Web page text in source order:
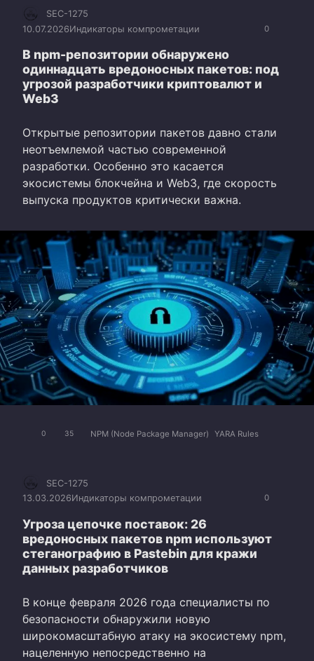
0
SEC-1275
10.07.2026Индикаторы компрометации
В npm-репозитории обнаружено
одиннадцать вредоносных пакетов: под
угрозой разработчики криптовалют и
Web3
Открытые репозитории пакетов давно стали
неотъемлемой частью современной
разработки. Особенно это касается
экосистемы блокчейна и Web3, где скорость
выпуска продуктов критически важна.
0 35 NPM (Node Package Manager) YARA Rules
0
SEC-1275
13.03.2026Индикаторы компрометации
Угроза цепочке поставок: 26
вредоносных пакетов npm используют
стеганографию в Pastebin для кражи
данных разработчиков
В конце февраля 2026 года специалисты по
безопасности обнаружили новую
широкомасштабную атаку на экосистему npm,
нацеленную непосредственно на